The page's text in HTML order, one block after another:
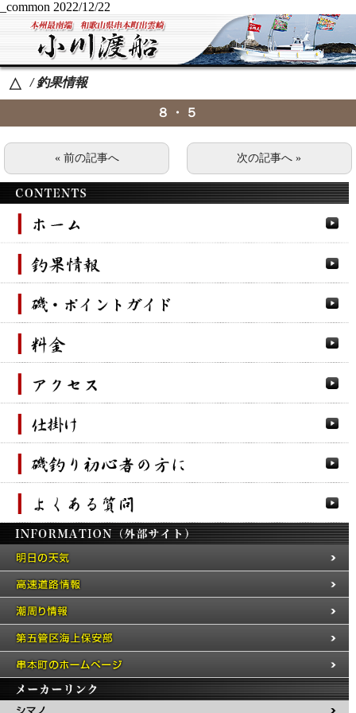
_common 2022/12/22
△ / 釣果情報
８・５
« 前の記事へ 次の記事へ »